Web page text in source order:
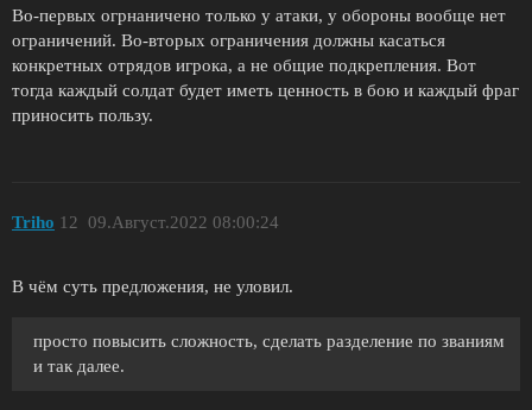
Во-первых огрнаничено только у атаки, у обороны вообще нет
ограничений. Во-вторых ограничения должны касаться
конкретных отрядов игрока, а не общие подкрепления. Вот
тогда каждый солдат будет иметь ценность в бою и каждый фраг
приносить пользу.
Triho 09.Август.2022 08:00:24
12
В чём суть предложения, не уловил.
просто повысить сложность, сделать разделение по званиям
и так далее.